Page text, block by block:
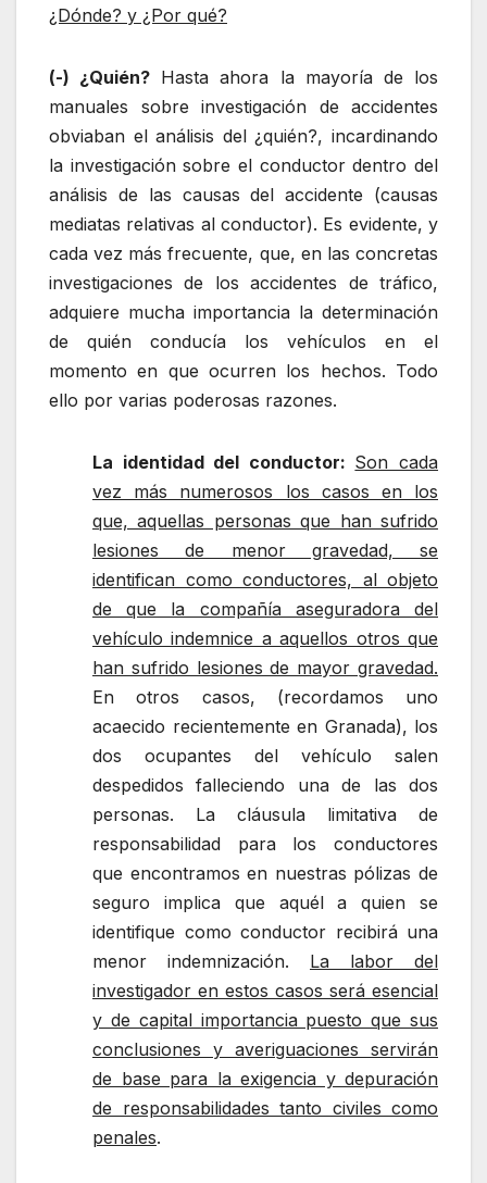
¿Dónde? y ¿Por qué?
(-) ¿Quién? Hasta ahora la mayoría de los
manuales sobre investigación de accidentes
obviaban el análisis del ¿quién?, incardinando
la investigación sobre el conductor dentro del
análisis de las causas del accidente (causas
mediatas relativas al conductor). Es evidente, y
cada vez más frecuente, que, en las concretas
investigaciones de los accidentes de tráfico,
adquiere mucha importancia la determinación
de quién conducía los vehículos en el
momento en que ocurren los hechos. Todo
ello por varias poderosas razones.
La identidad del conductor: Son cada
vez más numerosos los casos en los
que, aquellas personas que han sufrido
lesiones de menor gravedad, se
identifican como conductores, al objeto
de que la compañía aseguradora del
vehículo indemnice a aquellos otros que
han sufrido lesiones de mayor gravedad.
En otros casos, (recordamos uno
acaecido recientemente en Granada), los
dos ocupantes del vehículo salen
despedidos falleciendo una de las dos
personas. La cláusula limitativa de
responsabilidad para los conductores
que encontramos en nuestras pólizas de
seguro implica que aquél a quien se
identifique como conductor recibirá una
menor indemnización. La labor del
investigador en estos casos será esencial
y de capital importancia puesto que sus
conclusiones y averiguaciones servirán
de base para la exigencia y depuración
de responsabilidades tanto civiles como
penales.